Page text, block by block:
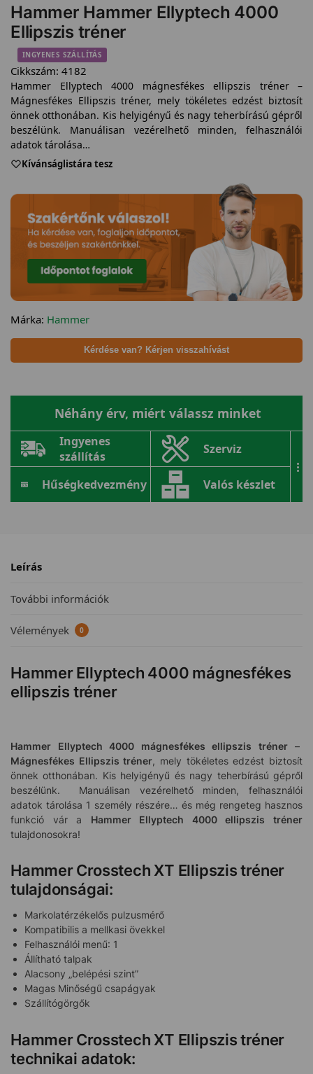
Hammer Hammer Ellyptech 4000
Ellipszis tréner
INGYENES SZÁLLÍTÁS
Cikkszám: 4182
Hammer Ellyptech 4000 mágnesfékes ellipszis tréner –
Mágnesfékes Ellipszis tréner, mely tökéletes edzést biztosít
önnek otthonában. Kis helyigényű és nagy teherbírású gépről
beszélünk. Manuálisan vezérelhető minden, felhasználói
adatok tárolása…
Kívánságlistára tesz
Márka: Hammer
Kérdése van? Kérjen visszahívást
Néhány érv, miért válassz minket
Ingyenes
szállítás
Szerviz
Hűségkedvezmény Valós készlet
...
Leírás
További információk
Vélemények 0
Hammer Ellyptech 4000 mágnesfékes
ellipszis tréner
Hammer Ellyptech 4000 mágnesfékes ellipszis tréner–
Mágnesfékes Ellipszis tréner, mely tökéletes edzést biztosít
önnek otthonában. Kis helyigényű és nagy teherbírású gépről
beszélünk. Manuálisan vezérelhető minden, felhasználói
adatok tárolása 1 személy részére… és még rengeteg hasznos
funkció vár a Hammer Ellyptech 4000 ellipszis tréner
tulajdonosokra!
Hammer Crosstech XT Ellipszis tréner
tulajdonságai:
Markolatérzékelős pulzusmérő
Kompatibilis a mellkasi övekkel
Felhasználói menű: 1
Állítható talpak
Alacsony „belépési szint”
Magas Minőségű csapágyak
Szállítógörgők
Hammer Crosstech XT Ellipszis tréner
technikai adatok: